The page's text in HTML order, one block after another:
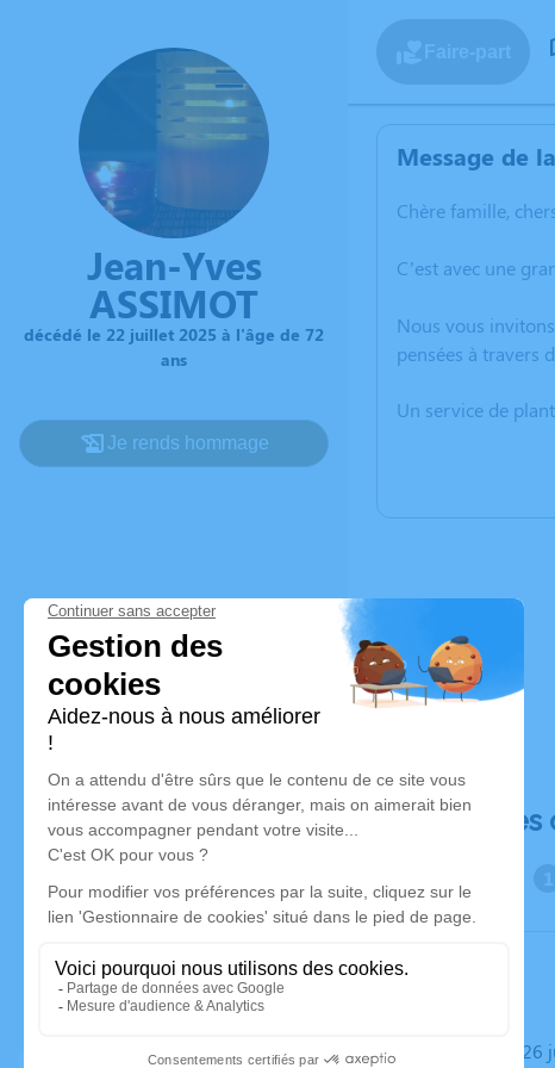
Jean-Yves
ASSIMOT
décédé le 22 juillet 2025 à l'âge de 72
ans
Je rends hommage
Message de
Chère famille,
C’est avec une
Nous vous
pensées à travers
Un service de
Déroulé des
Le samedi